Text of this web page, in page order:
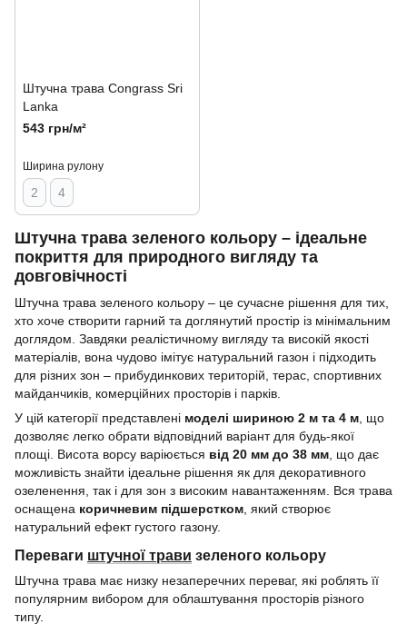
Штучна трава Congrass Sri
Lanka
543 грн/м²
Ширина рулону
2 4
Штучна трава зеленого кольору – ідеальне
покриття для природного вигляду та
довговічності
Штучна трава зеленого кольору – це сучасне рішення для тих,
хто хоче створити гарний та доглянутий простір із мінімальним
доглядом. Завдяки реалістичному вигляду та високій якості
матеріалів, вона чудово імітує натуральний газон і підходить
для різних зон – прибудинкових територій, терас, спортивних
майданчиків, комерційних просторів і парків.
У цій категорії представлені моделі шириною 2 м та 4 м, що
дозволяє легко обрати відповідний варіант для будь-якої
площі. Висота ворсу варіюється від 20 мм до 38 мм, що дає
можливість знайти ідеальне рішення як для декоративного
озеленення, так і для зон з високим навантаженням. Вся трава
оснащена коричневим підшерстком, який створює
натуральний ефект густого газону.
Переваги штучної трави зеленого кольору
Штучна трава має низку незаперечних переваг, які роблять її
популярним вибором для облаштування просторів різного
типу.